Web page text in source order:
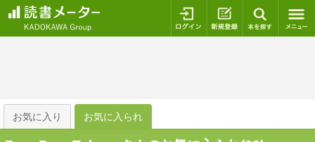
ログイン 新規登録
お気に入り お気に入られ